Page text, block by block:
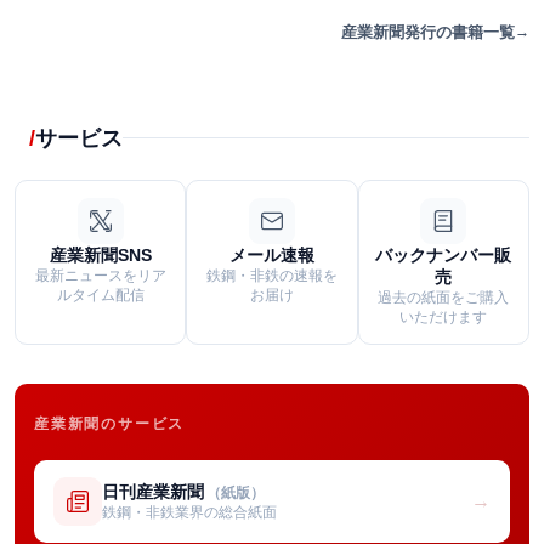
産業新聞発行の書籍一覧
サービス
産業新聞SNS
最新ニュースをリア
ルタイム配信
メール速報
鉄鋼・非鉄の速報を
お届け
バックナンバー販
売
過去の紙面をご購入
いただけます
産業新聞のサービス
日刊産業新聞 （紙版）
鉄鋼・非鉄業界の総合紙面
→